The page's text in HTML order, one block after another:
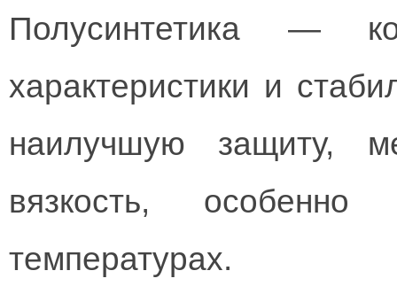
Полусинтетика —
характеристики и
наилучшую защиту,
вязкость,
температурах.